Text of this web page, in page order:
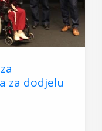
za dodjelu